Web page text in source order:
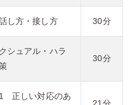
し方・接し方 30分
シュアル・ハラ
30分
正しい対応のあ